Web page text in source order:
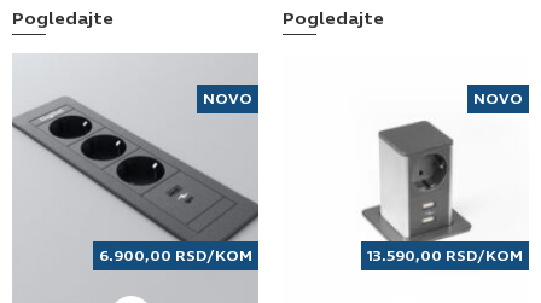
Pogledajte
Pogledajte
NOVO
6.900,00 RSD/KOM
NOVO
13.590,00 RSD/KOM